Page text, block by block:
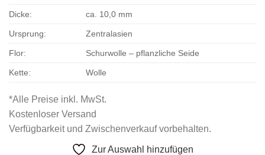
Dicke: ca. 10,0 mm
Ursprung: Zentralasien
Flor: Schurwolle – pflanzliche Seide
Kette: Wolle
*Alle Preise inkl. MwSt.
Kostenloser Versand
Verfügbarkeit und Zwischenverkauf vorbehalten.
Zur Auswahl hinzufügen